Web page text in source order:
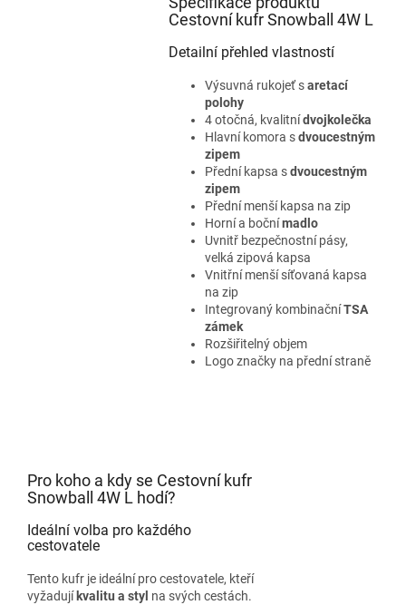
Cestovní kufr Snowball 4W L
Detailní přehled vlastností
Výsuvná rukojeť saretací
polohy
4 otočná, kvalitnídvojkolečka
Hlavní komora sdvoucestným
zipem
Přední kapsa sdvoucestným
zipem
Přední menší kapsa na zip
Horní a bočnímadlo
Uvnitř bezpečnostní pásy,
velká zipová kapsa
Vnitřní menší síťovaná kapsa
na zip
Integrovaný kombinačníTSA
zámek
Rozšiřitelný objem
Logo značky na přední straně
Pro koho a kdy se Cestovní kufr
Snowball 4W L hodí?
Ideální volba pro každého
cestovatele
Tento kufr je ideální pro cestovatele, kteří
vyžadují kvalitu a styl na svých cestách.